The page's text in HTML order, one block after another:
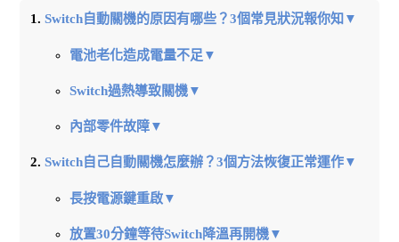
Switch自動關機的原因有哪些？3個常見狀況報你知▼
電池老化造成電量不足▼
Switch過熱導致關機▼
內部零件故障▼
Switch自己自動關機怎麼辦？3個方法恢復正常運作▼
長按電源鍵重啟▼
放置30分鐘等待Switch降溫再開機▼